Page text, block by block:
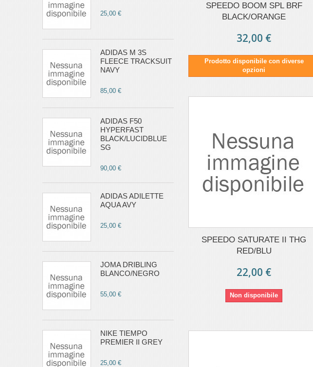
25,00 €
ADIDAS M 3S
FLEECE TRACKSUIT
NAVY
85,00 €
ADIDAS F50
HYPERFAST
BLACK/LUCIDBLUE
SG
90,00 €
ADIDAS ADILETTE
AQUA AVY
25,00 €
JOMA DRIBLING
BLANCO/NEGRO
55,00 €
NIKE TIEMPO
PREMIER II GREY
25,00 €
SPEEDO BOOM SPL BRF
BLACK/ORANGE
32,00 €
Prodotto disponibile con diverse
opzioni
SPEEDO SATURATE II THG
RED/BLU
22,00 €
Non disponibile